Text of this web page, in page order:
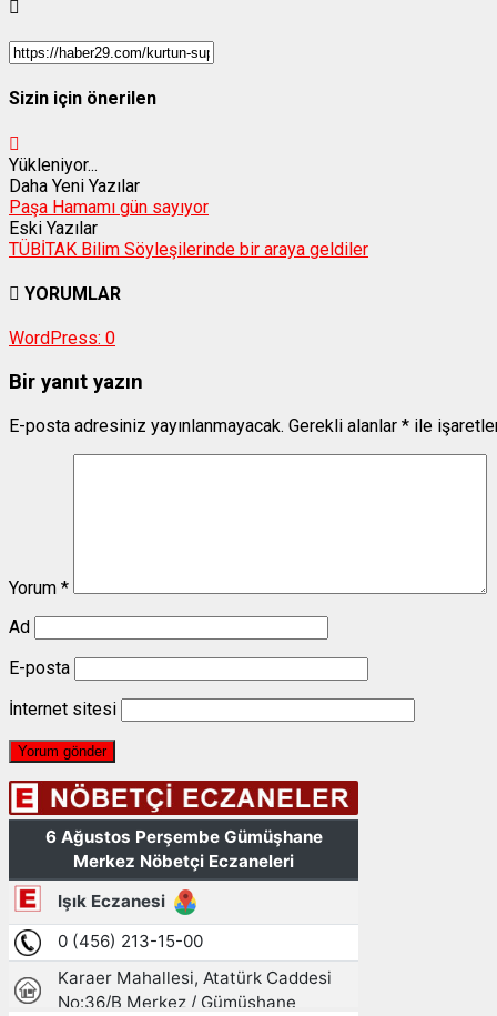
Sizin için önerilen
Yükleniyor...
Daha Yeni Yazılar
Paşa Hamamı gün sayıyor
Eski Yazılar
TÜBİTAK Bilim Söyleşilerinde bir araya geldiler
YORUMLAR
WordPress: 0
Bir yanıt yazın
E-posta adresiniz yayınlanmayacak. Gerekli alanlar * ile
Yorum *
Ad
E-posta
İnternet sitesi